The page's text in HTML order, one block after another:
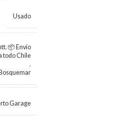
Usado
📦 Envío
todo Chile
,
Garage